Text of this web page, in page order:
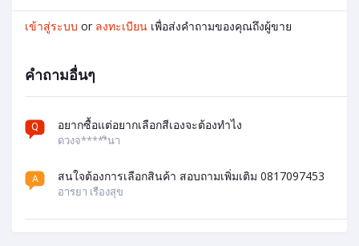
เข้าสู่ระบบ or ลงทะเบียน เพื่อส่งคำถามของคุณถึงผู้ขาย
คำถามอื่นๆ
อยากซื้อแต่อยากเลือกสีเองจะต้องทำไง
ดวงจ*****ินา
สนใจต้องการเลือกสินค้า สอบถามเพิ่มเติม 0817097453
อารยา เรืองสุข